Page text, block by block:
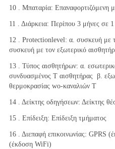
10 . Μπαταρία: Επαναφορτιζόμενη
11 . Διάρκεια: Περίπου 3 μήνες σε
12 . Protectionlevel: α. συσκευή με
συσκευή με τον εξωτερικό
13 . Τύπος αισθητήρων: α.
συνδυασμένος Τ αισθητήρας  β.
θερμοκρασίας wo-καναλιών Τ
14 . Δείκτης οδηγήσεων: Δείκτης
15 . Επίδειξη: Επίδειξη τμήματος
16 . Διεπαφή επικοινωνίας:
(έκδοση WiFi)